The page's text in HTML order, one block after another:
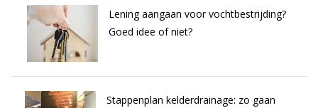
Lening aangaan voor vochtbestrijding?
Goed idee of niet?
Stappenplan kelderdrainage: zo gaan